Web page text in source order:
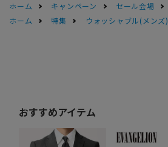
ホーム
キャンペーン セール会場
ホーム
特集 ウォッシャブル(メンズ)